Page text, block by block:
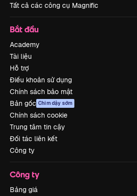
Tất cả các công cụ Magnific
Bắt đầu
Academy
Tài liệu
Hỗ trợ
Điều khoản sử dụng
Chính sách bảo mật
Bản gốc Chim dậy sớm
Chính sách cookie
Trung tâm tin cậy
Đối tác liên kết
Công ty
Công ty
Bảng giá